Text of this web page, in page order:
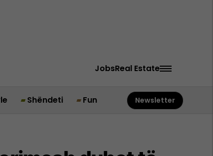
JobsReal Estate
Shëndeti Fun Newsletter